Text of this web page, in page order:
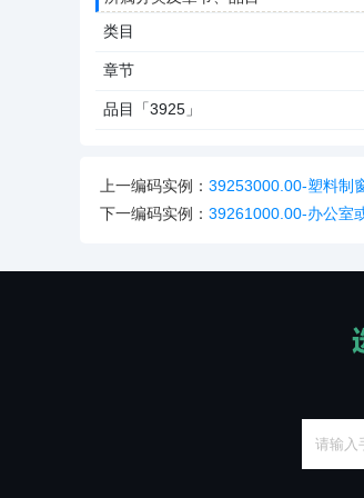
类目
章节
品目「3925」
上一编码实例： 39253000.00-塑料制
下一编码实例： 39261000.00-办公室